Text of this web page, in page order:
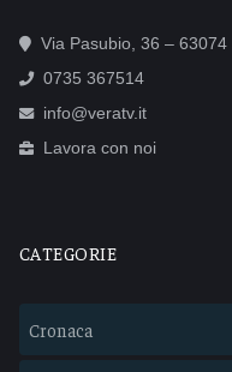
Via Pasubio, 36 –
0735 367514
info@veratv.it
Lavora con noi
CATEGORIE
Cronaca